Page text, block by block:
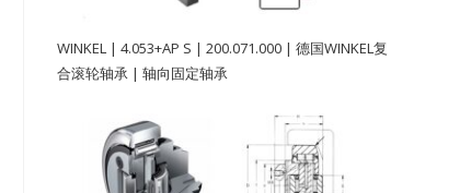
WINKEL | 4.053+AP S | 200.071.000 | 德国WINKEL复
合滚轮轴承 | 轴向固定轴承